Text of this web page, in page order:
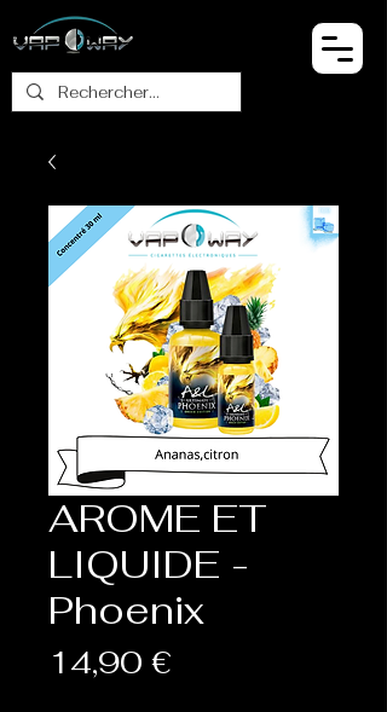
AROME ET
LIQUIDE -
Phoenix
14,90 €